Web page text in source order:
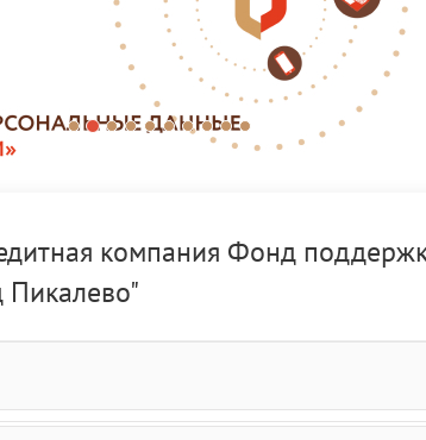
компания Фонд
Пикалево"